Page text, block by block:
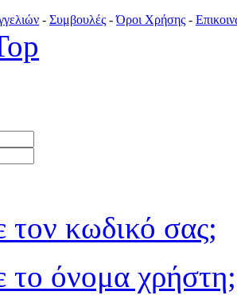
- Συμβουλές -Όροι Χρήσης -
τον κωδικό σας;
το όνομα χρήστη;